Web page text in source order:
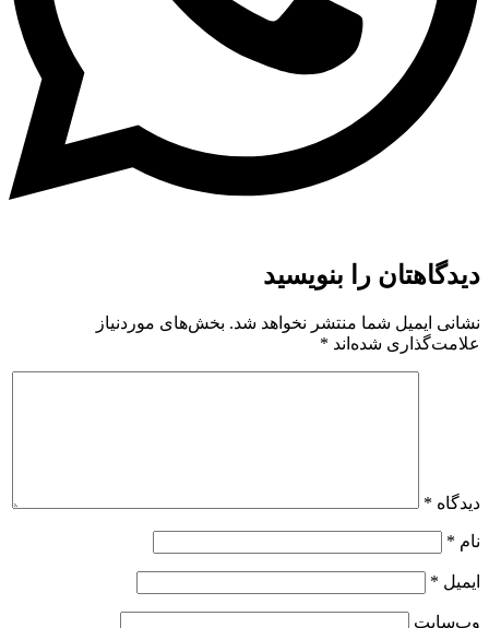
دیدگاهتان را بنویسید
نشانی ایمیل شما منتشر نخواهد شد. بخش‌های موردنیاز
علامت‌گذاری شده‌اند *
دیدگاه *
نام *
ایمیل *
وب‌سایت